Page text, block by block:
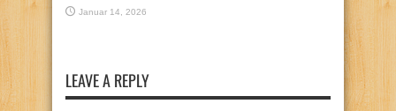
Januar 14, 2026
LEAVE A REPLY